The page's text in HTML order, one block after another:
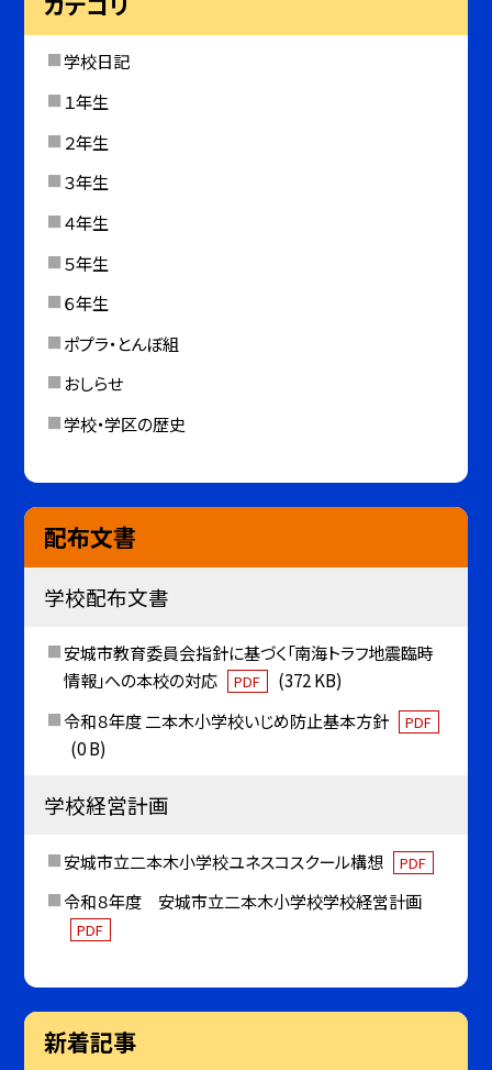
学校日記
１年生
２年生
３年生
４年生
５年生
６年生
ポプラ・とんぼ組
おしらせ
学校・学区の歴史
配布文書
学校配布文書
安城市教育委員会指針に基づく「南海トラフ地震臨時
情報」への本校の対応
PDF
(372 KB)
令和８年度 二本木小学校いじめ防止基本方針
PDF
(0 B)
学校経営計画
安城市立二本木小学校ユネスコスクール構想 PDF
令和８年度 安城市立二本木小学校学校経営計画
PDF
新着記事